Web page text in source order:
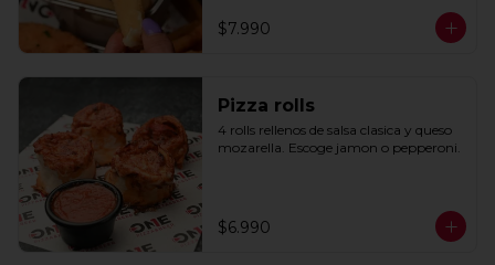
$7.990
Pizza rolls
4 rolls rellenos de salsa clasica y queso
mozarella. Escoge jamon o pepperoni.
$6.990